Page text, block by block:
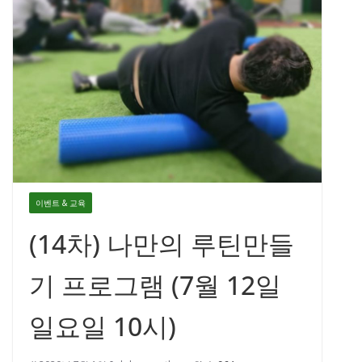
이벤트 & 교육
(14차) 나만의 루틴만들
기 프로그램 (7월 12일
일요일 10시)